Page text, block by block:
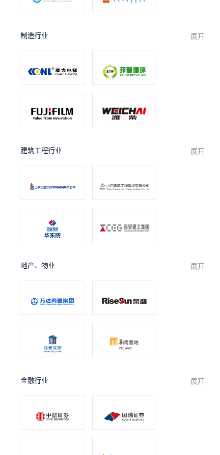
制造行业 展开
建筑工程行业 展开
地产、物业 展开
金融行业 展开